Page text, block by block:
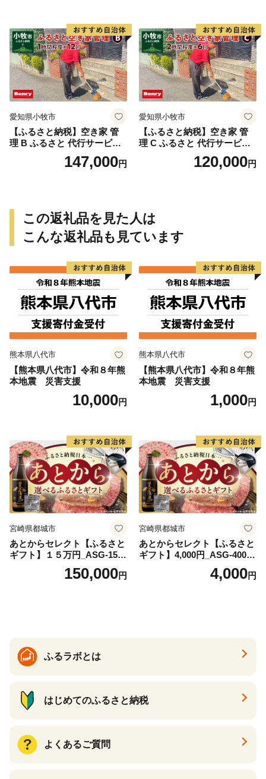
小牧味岡店 愛知県 小牧市
ック チラシ 回収 廃棄 提案
助言 愛知県 小牧市
愛知県小牧市
【ふるさと納税】空き家 管
理 B ふるさと 代行サービス
1時間 程度 × 12回 建物 外部
状況 確認 2ヶ月に1回 雨漏り
助言 愛知県 小牧市
147,000円
愛知県小牧市
【ふるさと納税】空き家 管
理 C ふるさと 代行サービス
2時間 程度 × 6回 建物 外部
状況 確認 2ヶ月に1回 雨漏り
助言 愛知県 小牧市
120,000円
この返礼品を見た人は
こんな返礼品も見ています
熊本県八代市
【熊本県八代市】令和８年熊
本地震 災害支援
10,000円
熊本県八代市
【熊本県八代市】令和８年熊
本地震 災害支援
1,000円
宮崎県都城市
あとからセレクト【ふるさと
ギフト】１５万円_ASG-1500
150,000円
宮崎県都城市
あとからセレクト【ふるさと
ギフト】4,000円_ASG-4000_
(都城市) 後から選べる返礼品
ギフト ギフトポイント 品数2
酎 サーモン 野菜 魚介 海産物
4,000円
ふるラボとは
はじめてのふるさと納税
よくあるご質問